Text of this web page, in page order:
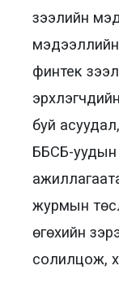
зээлийн
финтек
буй
ББСБ-уудын
журмын
өгөхийн
солилцож,